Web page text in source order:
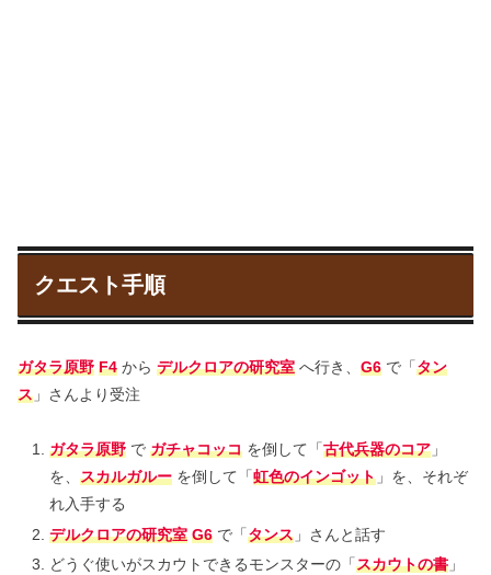
クエスト手順
ガタラ原野 F4 から デルクロアの研究室 へ行き、 G6 で「タン
ス 」さんより受注
ガタラ原野で ガチャコッコを倒して「古代兵器のコア」
を、 スカルガルーを倒して「虹色のインゴット」を、それぞ
れ入手する
デルクロアの研究室 G6で「タンス」さんと話す
どうぐ使いがスカウトできるモンスターの「スカウトの書」